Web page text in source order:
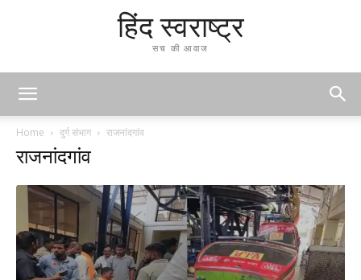
हिंद स्वराष्ट्र
सच की आवाज
Home दुर्ग संभाग राजनांदगांव
राजनांदगांव